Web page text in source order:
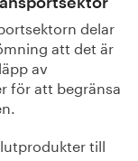
delar
att det är
av
för att begränsa
till